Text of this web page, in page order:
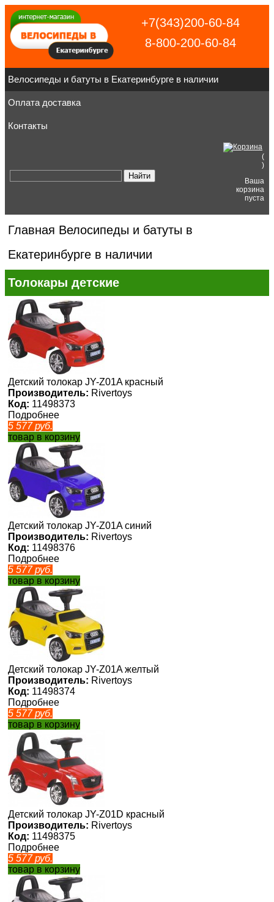
+7(343)200-60-84
8-800-200-60-84
Велосипеды и батуты в Екатеринбурге в наличии
Оплата доставка
Контакты
(
)
Ваша
корзина
пуста
Главная Велосипеды и батуты в
Екатеринбурге в наличии
Толокары детские
Детский толокар JY-Z01A красный
Производитель: Rivertoys
Код: 11498373
Подробнее
5 577 руб.
товар в корзину
Детский толокар JY-Z01A синий
Производитель: Rivertoys
Код: 11498376
Подробнее
5 577 руб.
товар в корзину
Детский толокар JY-Z01A желтый
Производитель: Rivertoys
Код: 11498374
Подробнее
5 577 руб.
товар в корзину
Детский толокар JY-Z01D красный
Производитель: Rivertoys
Код: 11498375
Подробнее
5 577 руб.
товар в корзину